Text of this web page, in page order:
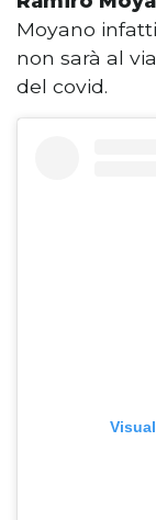
Moyano
non sarà al
del covid.